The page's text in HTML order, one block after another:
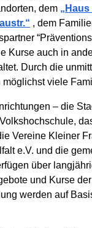
dem „Haus
, dem
Kurse auch in
Durch die
viele
– die
Vereine Kleiner
e.V. und die
über
und Kurse
werden auf